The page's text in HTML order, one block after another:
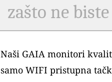
zašto ne
Naši GAIA monitori
samo WIFI pristupna